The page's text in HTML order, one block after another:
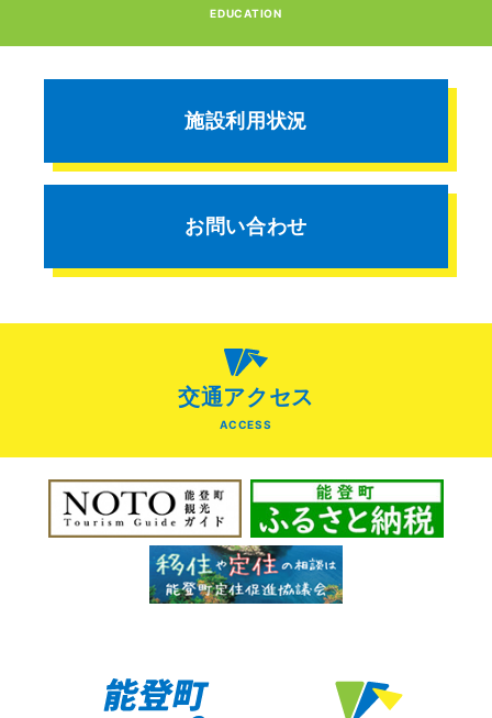
EDUCATION
施設利用状況
お問い合わせ
交通アクセス
ACCESS